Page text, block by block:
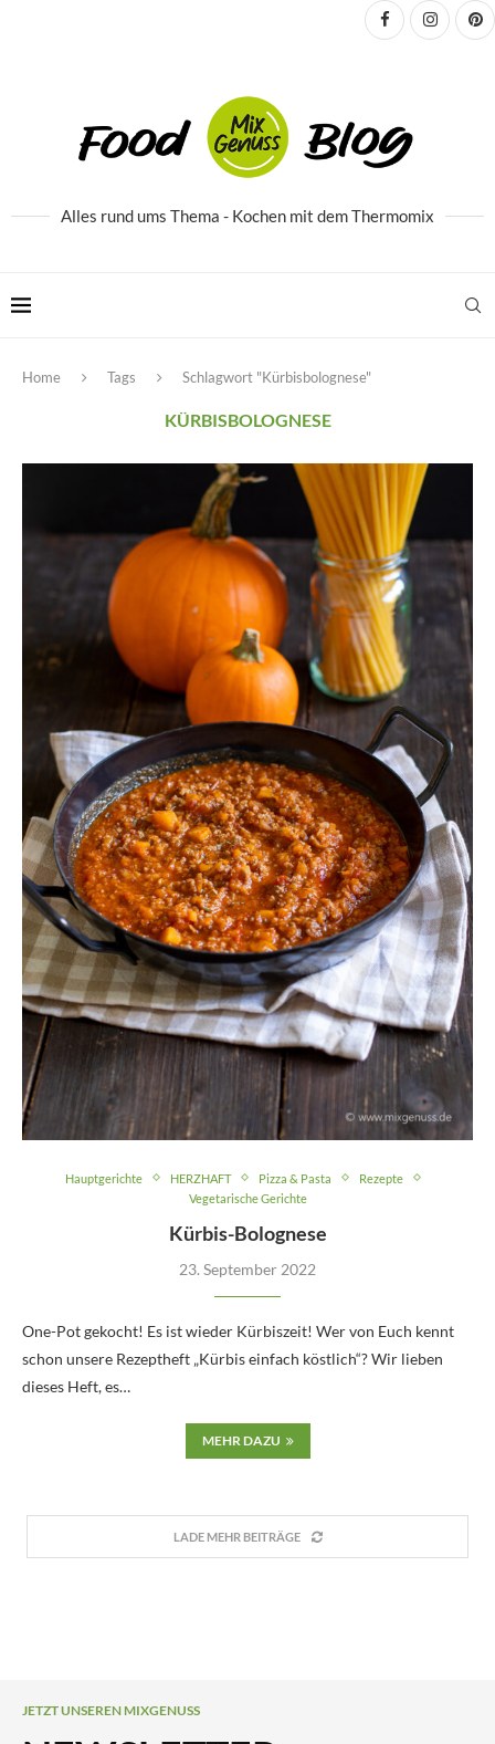
Alles rund ums Thema - Kochen mit dem Thermomix
Home Tags Schlagwort "Kürbisbolognese"
KÜRBISBOLOGNESE
Hauptgerichte HERZHAFT Pizza & Pasta
Rezepte
Vegetarische Gerichte
Kürbis-Bolognese
23. September 2022
One-Pot gekocht! Es ist wieder Kürbiszeit! Wer von Euch kennt
schon unsere Rezeptheft „Kürbis einfach köstlich“? Wir lieben
dieses Heft, es…
MEHR DAZU
LADE MEHR BEITRÄGE
JETZT UNSEREN MIXGENUSS